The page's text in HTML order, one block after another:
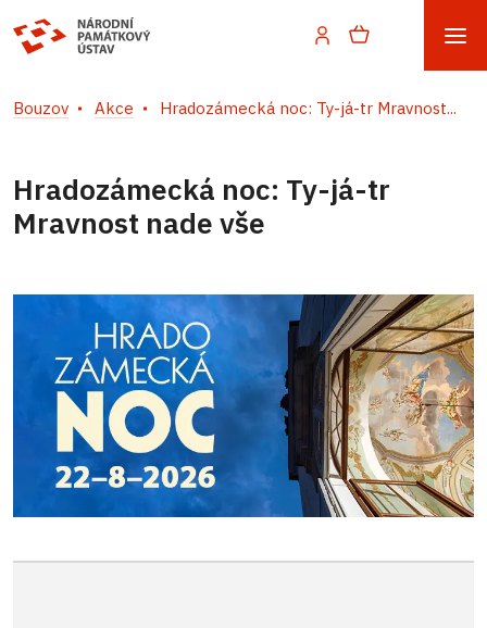
Bouzov Akce Hradozámecká noc: Ty-já-tr Mravnost...
Hradozámecká noc: Ty-já-tr
Mravnost nade vše